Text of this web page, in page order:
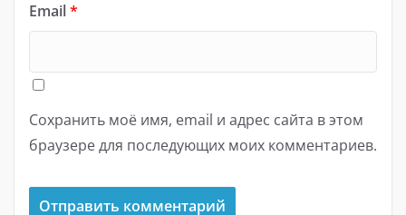
Email*
Сохранить моё имя, email и адрес сайта в этом
браузере для последующих моих комментариев.